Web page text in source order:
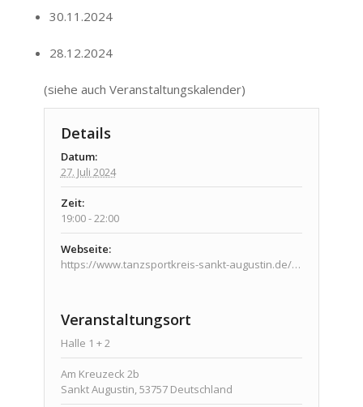
30.11.2024
28.12.2024
(siehe auch Veranstaltungskalender)
Details
Datum:
27. Juli 2024
Zeit:
19:00 - 22:00
Webseite:
https://www.tanzsportkreis-sankt-augustin.de/veranstaltungen/veranstaltungen/
Veranstaltungsort
Halle 1 + 2
Am Kreuzeck 2b
Sankt Augustin,53757 Deutschland